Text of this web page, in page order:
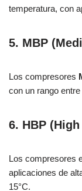
temperatura, con
5. MBP
Los compresores
con un rango entre
6. HBP
Los compresores
aplicaciones de
15°C.